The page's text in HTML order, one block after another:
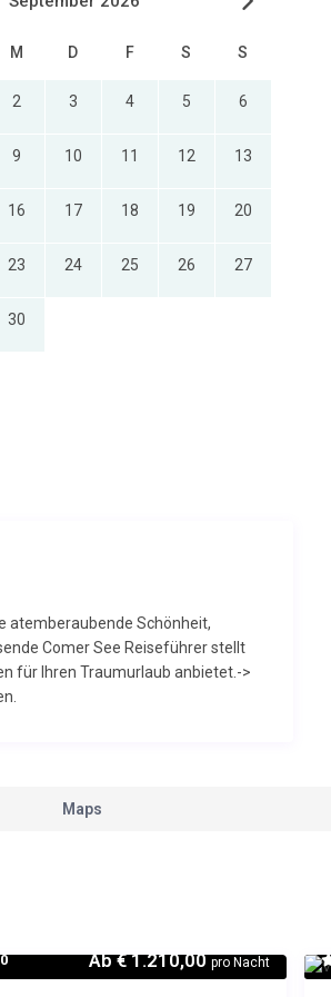
M D F S S
2 3 4 5 6
9 10 11 12 13
16 17 18 19 20
23 24 25 26 27
30
atemberaubende Schönheit,
Comer See Reiseführer stellt
für Ihren Traumurlaub anbietet.->
Maps
Ab€ 1.210,00pro Nacht